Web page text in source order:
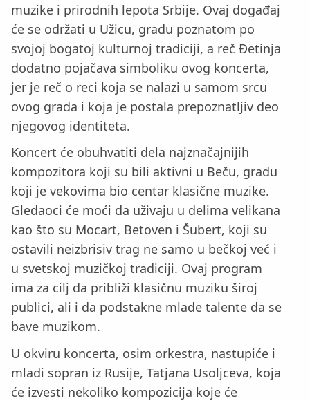
muzike i prirodnih lepota Srbije. Ovaj događaj
će se održati u Užicu, gradu poznatom po
svojoj bogatoj kulturnoj tradiciji, a reč Đetinja
dodatno pojačava simboliku ovog koncerta,
jer je reč o reci koja se nalazi u samom srcu
ovog grada i koja je postala prepoznatljiv deo
njegovog identiteta.
Koncert će obuhvatiti dela najznačajnijih
kompozitora koji su bili aktivni u Beču, gradu
koji je vekovima bio centar klasične muzike.
Gledaoci će moći da uživaju u delima velikana
kao što su Mocart, Betoven i Šubert, koji su
ostavili neizbrisiv trag ne samo u bečkoj već i
u svetskoj muzičkoj tradiciji. Ovaj program
ima za cilj da približi klasičnu muziku široj
publici, ali i da podstakne mlade talente da se
bave muzikom.
U okviru koncerta, osim orkestra, nastupiće i
mladi sopran iz Rusije, Tatjana Usoljceva, koja
će izvesti nekoliko kompozicija koje će